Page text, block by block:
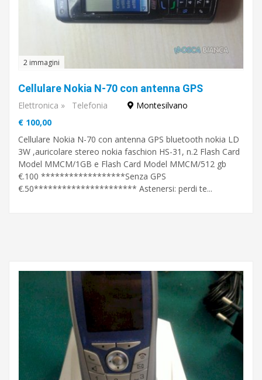
2 immagini
Cellulare Nokia N-70 con antenna GPS
Elettronica » Telefonia
Montesilvano
€ 100,00
Cellulare Nokia N-70 con antenna GPS bluetooth nokia LD
3W ,auricolare stereo nokia faschion HS-31, n.2 Flash Card
Model MMCM/1GB e Flash Card Model MMCM/512 gb
€.100 ******************Senza GPS
€.50********************** Astenersi: perdi te...